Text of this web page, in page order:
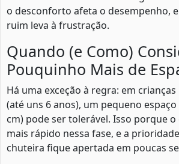
o desconforto afeta o desempenho,
ruim leva à frustração.
Quando (e Como)
Pouquinho Mais de
Há uma exceção à regra: em
(até uns 6 anos), um pequeno
cm) pode ser tolerável. Isso porque
mais rápido nessa fase, e a
chuteira fique apertada em poucas